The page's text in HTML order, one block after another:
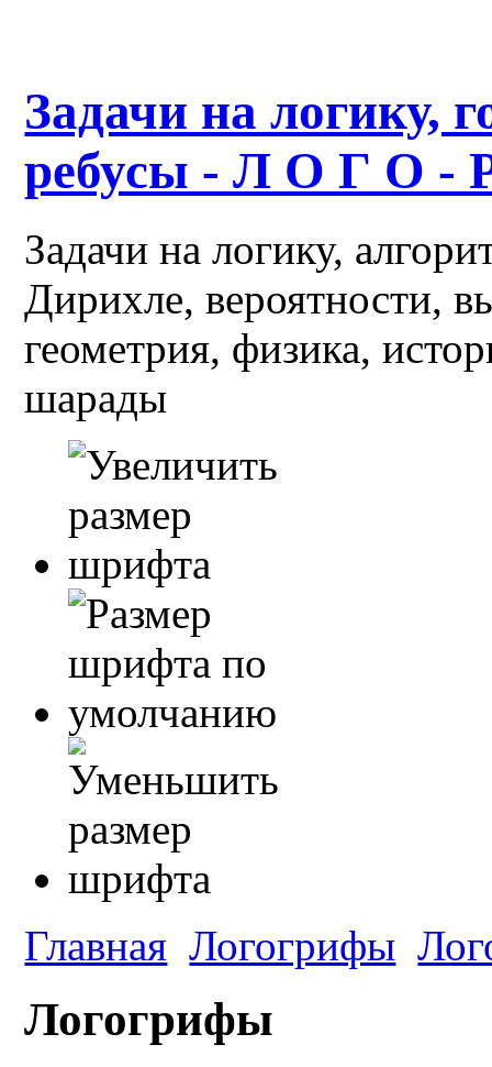
Задачи на логику,
ребусы - Л О Г О -
Задачи на логику,
Дирихле, вероятности,
геометрия, физика,
шарады
Главная Логогрифы
Логогрифы